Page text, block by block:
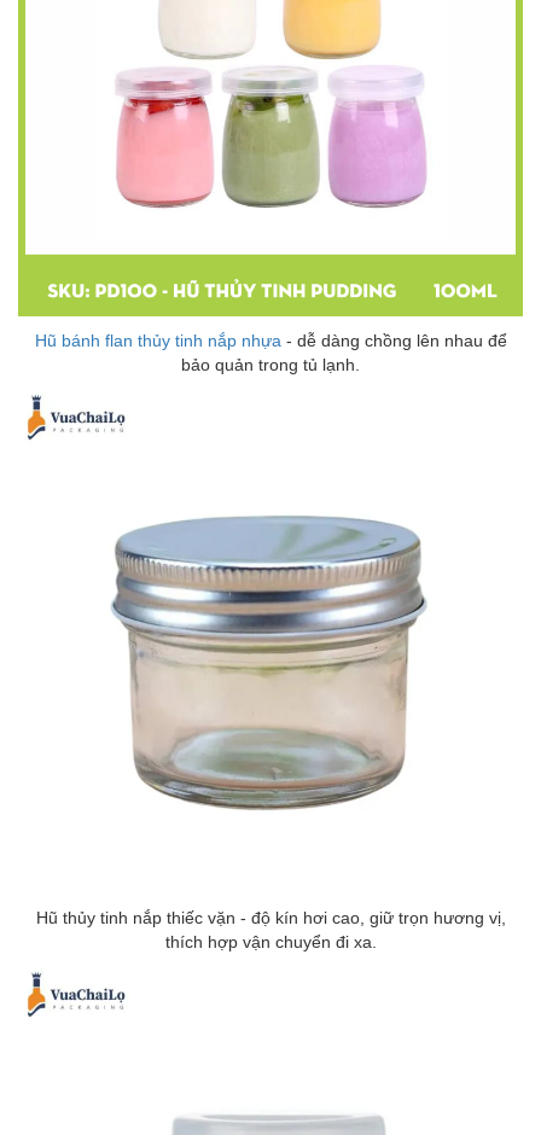
Hũ bánh flan thủy tinh nắp nhựa - dễ dàng chồng lên nhau để
bảo quản trong tủ lạnh.
Hũ thủy tinh nắp thiếc vặn - độ kín hơi cao, giữ trọn hương vị,
thích hợp vận chuyển đi xa.